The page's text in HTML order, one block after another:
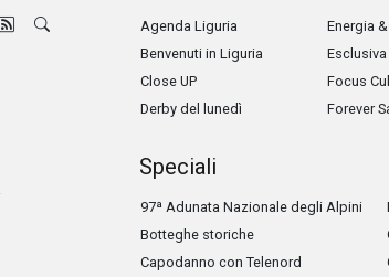
Agenda Liguria
Benvenuti in Liguria
Close UP
Derby del lunedì
Energia
Esclusiva
Focus
Forever
Speciali
97ª Adunata Nazionale degli Alpini
Botteghe storiche
Capodanno con Telenord